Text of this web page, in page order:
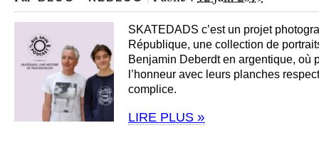
SKATEDADS c’est un projet
République, une collection de
Benjamin Deberdt en argentique, où
l’honneur avec leurs planches
complice.
LIRE PLUS »